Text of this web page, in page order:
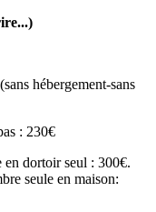
hébergement-sans
: 230€
en dortoir seul : 300€.
seule en maison: